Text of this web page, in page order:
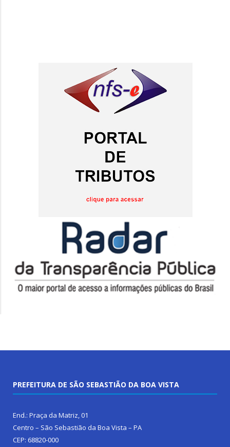
PREFEITURA DE SÃO SEBASTIÃO DA BOA VISTA
End.: Praça da Matriz, 01
Centro – São Sebastião da Boa Vista – PA
CEP: 68820-000